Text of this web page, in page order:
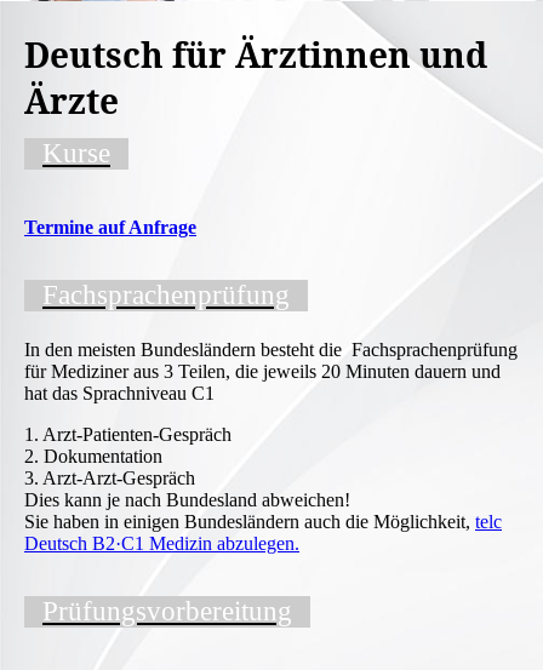
Deutsch für Ärztinnen und
Ärzte
Kurse
Termine auf Anfrage
Fachsprachenprüfung
In den meisten Bundesländern besteht die Fachsprachenprüfung
für Mediziner aus 3 Teilen, die jeweils 20 Minuten dauern und
hat das Sprachniveau C1
1. Arzt-Patienten-Gespräch
2. Dokumentation
3. Arzt-Arzt-Gespräch
Dies kann je nach Bundesland abweichen!
Sie haben in einigen Bundesländern auch die Möglichkeit, telc
Deutsch B2·C1 Medizin abzulegen.
Prüfungsvorbereitung